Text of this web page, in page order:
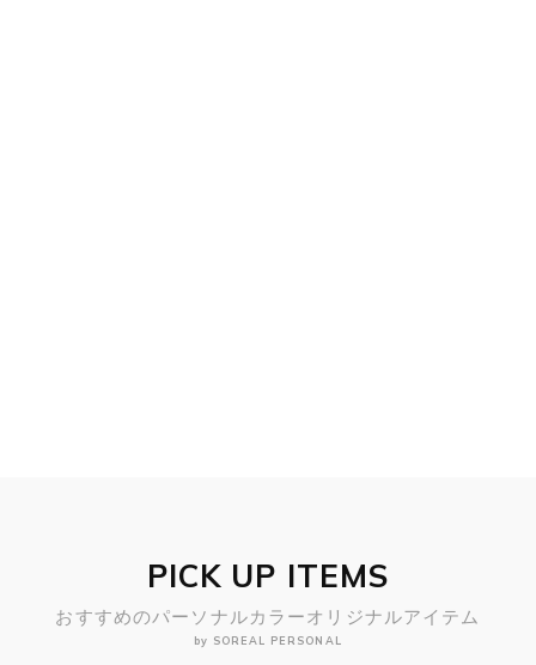
PICK UP ITEMS
おすすめのパーソナルカラーオリジナルアイテム
by SOREAL PERSONAL